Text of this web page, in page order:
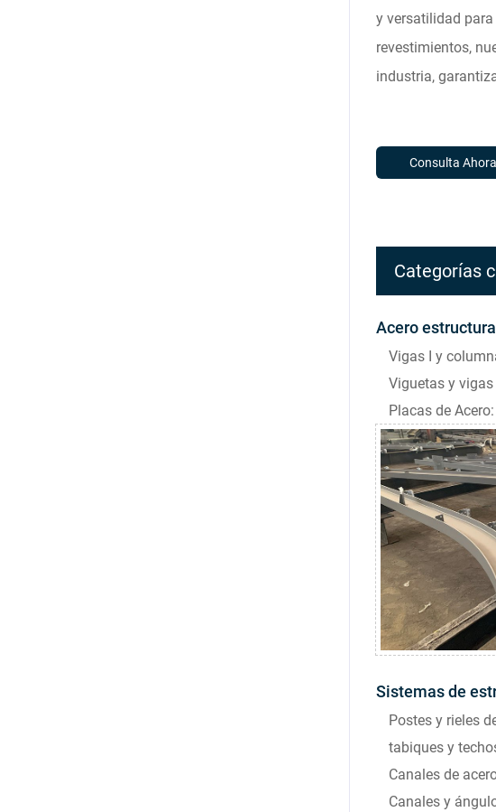
y versatilidad
revestimientos,
industria,
Consulta Ahora
Categorías
Acero
Vigas I y
Viguetas y
Placas de
Sistemas de
Postes y rieles
tabiques y
Canales de
Canales y